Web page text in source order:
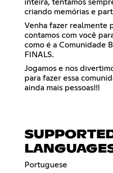
inteira, tentamos
criando memórias e
Venha fazer realmente
contamos com você
como é a Comunidade
FINALS.
Jogamos e nos
para fazer essa
ainda mais pessoas!!!
Portuguese